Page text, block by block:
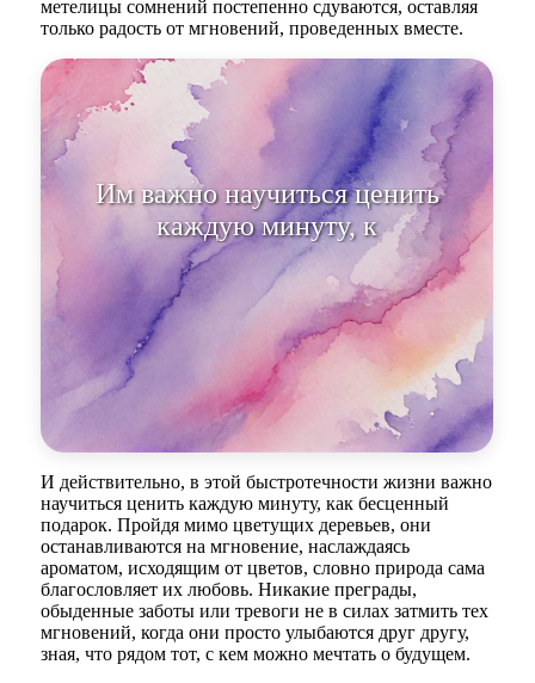
метелицы сомнений постепенно сдуваются, оставляя
только радость от мгновений, проведенных вместе.
Им важно научиться ценить
каждую минуту, как бесценный
подаро
И действительно, в этой быстротечности жизни важно
научиться ценить каждую минуту, как бесценный
подарок. Пройдя мимо цветущих деревьев, они
останавливаются на мгновение, наслаждаясь
ароматом, исходящим от цветов, словно природа сама
благословляет их любовь. Никакие преграды,
обыденные заботы или тревоги не в силах затмить тех
мгновений, когда они просто улыбаются друг другу,
зная, что рядом тот, с кем можно мечтать о будущем.